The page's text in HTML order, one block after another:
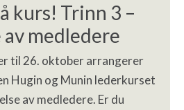
kurs! Trinn 3 –
av medledere
til 26. oktober arrangerer
Hugin og Munin lederkurset
av medledere. Er du